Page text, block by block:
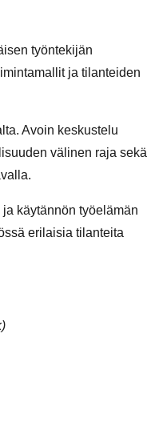
työntekijän
ja tilanteiden
Avoin keskustelu
välinen raja sekä
käytännön työelämän
erilaisia tilanteita